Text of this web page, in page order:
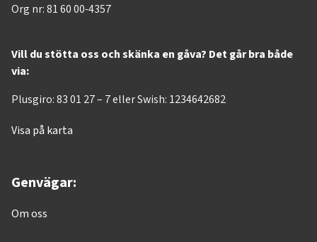
Org nr: 81 60 00-4357
Vill du stötta oss och skänka en gåva? Det går bra både
via:
Plusgiro: 83 01 27 – 7 eller Swish: 1234642682
Visa på karta
Genvägar:
Om oss